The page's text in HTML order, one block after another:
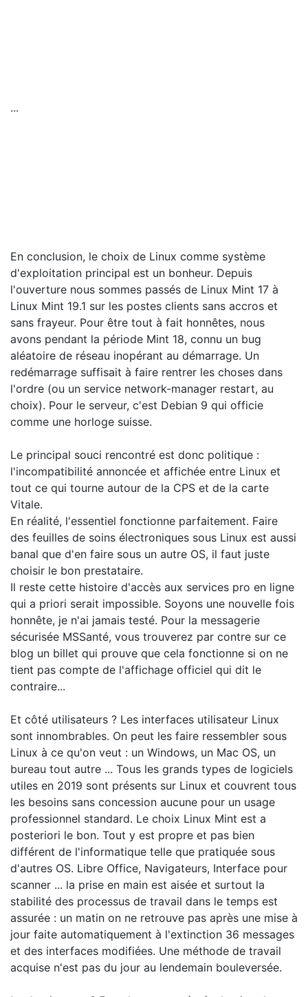
...
En conclusion, le choix de Linux comme système
d'exploitation principal est un bonheur. Depuis
l'ouverture nous sommes passés de Linux Mint 17 à
Linux Mint 19.1 sur les postes clients sans accros et
sans frayeur. Pour être tout à fait honnêtes, nous
avons pendant la période Mint 18, connu un bug
aléatoire de réseau inopérant au démarrage. Un
redémarrage suffisait à faire rentrer les choses dans
l'ordre (ou un service network-manager restart, au
choix). Pour le serveur, c'est Debian 9 qui officie
comme une horloge suisse.
Le principal souci rencontré est donc politique :
l'incompatibilité annoncée et affichée entre Linux et
tout ce qui tourne autour de la CPS et de la carte
Vitale.
En réalité, l'essentiel fonctionne parfaitement. Faire
des feuilles de soins électroniques sous Linux est aussi
banal que d'en faire sous un autre OS, il faut juste
choisir le bon prestataire.
Il reste cette histoire d'accès aux services pro en ligne
qui a priori serait impossible. Soyons une nouvelle fois
honnête, je n'ai jamais testé. Pour la messagerie
sécurisée MSSanté, vous trouverez par contre sur ce
blog un billet qui prouve que cela fonctionne si on ne
tient pas compte de l'affichage officiel qui dit le
contraire...
Et côté utilisateurs ? Les interfaces utilisateur Linux
sont innombrables. On peut les faire ressembler sous
Linux à ce qu'on veut : un Windows, un Mac OS, un
bureau tout autre ... Tous les grands types de logiciels
utiles en 2019 sont présents sur Linux et couvrent tous
les besoins sans concession aucune pour un usage
professionnel standard. Le choix Linux Mint est a
posteriori le bon. Tout y est propre et pas bien
différent de l'informatique telle que pratiquée sous
d'autres OS. Libre Office, Navigateurs, Interface pour
scanner ... la prise en main est aisée et surtout la
stabilité des processus de travail dans le temps est
assurée : un matin on ne retrouve pas après une mise à
jour faite automatiquement à l'extinction 36 messages
et des interfaces modifiées. Une méthode de travail
acquise n'est pas du jour au lendemain bouleversée.